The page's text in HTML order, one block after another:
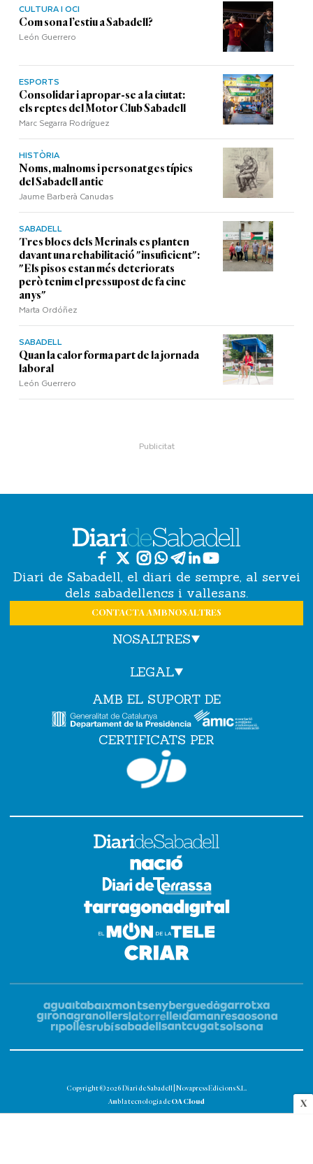
X
CULTURA I OCI
Com sona l’estiu a Sabadell?
León Guerrero
ESPORTS
Consolidar i apropar-se a la ciutat:
els reptes del Motor Club Sabadell
Marc Segarra Rodríguez
HISTÒRIA
Noms, malnoms i personatges típics
del Sabadell antic
Jaume Barberà Canudas
SABADELL
Tres blocs dels Merinals es planten
davant una rehabilitació "insuficient":
"Els pisos estan més deteriorats
però tenim el pressupost de fa cinc
anys"
Marta Ordóñez
SABADELL
Quan la calor forma part de la jornada
laboral
León Guerrero
Diari de Sabadell, el diari de sempre, al servei
dels sabadellencs i vallesans.
CONTACTA AMB NOSALTRES
NOSALTRES
LEGAL
AMB EL SUPORT DE
CERTIFICATS PER
Copyright © 2026 Diari de Sabadell | Novapress Edicions S.L.
Amb la tecnologia de OA Cloud